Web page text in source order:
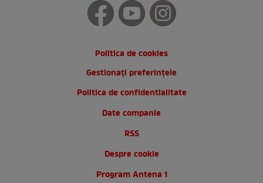
Politica de cookies
Gestionați preferințele
Politica de confidentialitate
Date companie
RSS
Despre cookie
Program Antena 1